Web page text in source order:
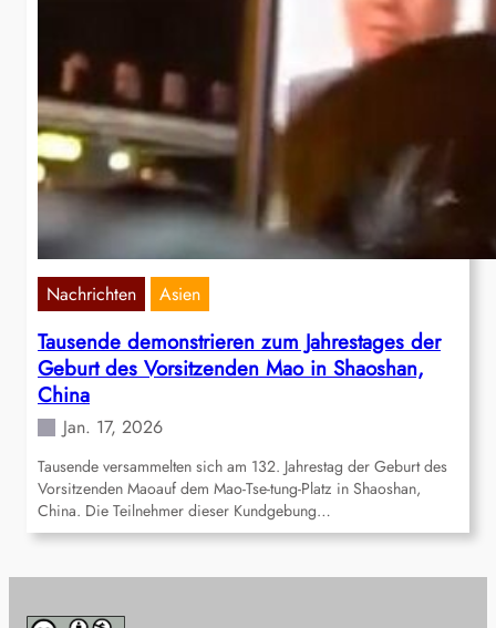
Nachrichten Asien
Tausende demonstrieren zum Jahrestages der
Geburt des Vorsitzenden Mao in Shaoshan,
China
Jan. 17, 2026
Tausende versammelten sich am 132. Jahrestag der Geburt des
Vorsitzenden Maoauf dem Mao-Tse-tung-Platz in Shaoshan,
China. Die Teilnehmer dieser Kundgebung…